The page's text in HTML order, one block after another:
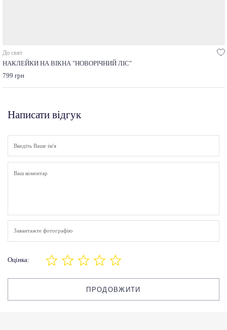
До свят
НАКЛЕЙКИ НА ВІКНА "НОВОРІЧНИЙ ЛІС"
799 грн
Написати відгук
Завантажте фотографію
Оцінка:
ПРОДОВЖИТИ